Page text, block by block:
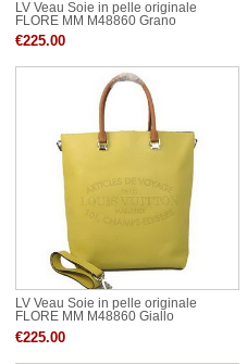
LV Veau Soie in pelle originale
FLORE MM M48860 Grano
€225.00
LV Veau Soie in pelle originale
FLORE MM M48860 Giallo
€225.00